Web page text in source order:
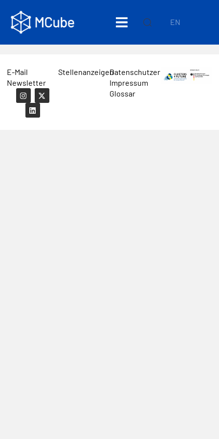
EN
E-Mail
Newsletter
StellenanzeigenDatenschutzerklärung
Impressum
Glossar